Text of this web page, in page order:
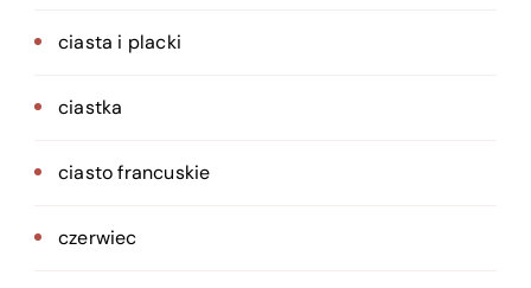
ciasta i placki
ciastka
ciasto francuskie
czerwiec